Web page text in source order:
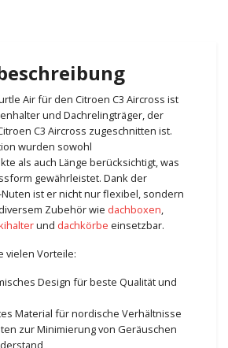
Air für den Citroen C3 Aircross ist
und Dachrelingträger, der
C3 Aircross zugeschnitten ist.
wurden sowohl
als auch Länge berücksichtigt, was
gewährleistet. Dank der
ist er nicht nur flexibel, sondern
Zubehör wie dachboxen,
und dachkörbe einsetzbar.
vielen Vorteile:
Design für beste Qualität und
Material für nordische Verhältnisse
zur Minimierung von Geräuschen